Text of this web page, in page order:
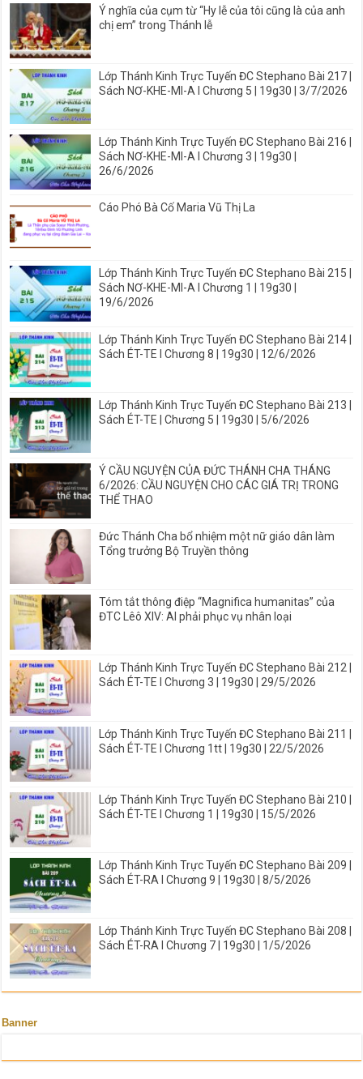
Ý nghĩa của cụm từ “Hy lễ của tôi cũng là của anh
chị em” trong Thánh lễ
Lớp Thánh Kinh Trực Tuyến ĐC Stephano Bài 217 |
Sách NƠ-KHE-MI-A I Chương 5 | 19g30 | 3/7/2026
Lớp Thánh Kinh Trực Tuyến ĐC Stephano Bài 216 |
Sách NƠ-KHE-MI-A I Chương 3 | 19g30 |
26/6/2026
Cáo Phó Bà Cố Maria Vũ Thị La
Lớp Thánh Kinh Trực Tuyến ĐC Stephano Bài 215 |
Sách NƠ-KHE-MI-A I Chương 1 | 19g30 |
19/6/2026
Lớp Thánh Kinh Trực Tuyến ĐC Stephano Bài 214 |
Sách ÉT-TE I Chương 8 | 19g30 | 12/6/2026
Lớp Thánh Kinh Trực Tuyến ĐC Stephano Bài 213 |
Sách ÉT-TE | Chương 5 | 19g30 | 5/6/2026
Ý CẦU NGUYỆN CỦA ĐỨC THÁNH CHA THÁNG
6/2026: CẦU NGUYỆN CHO CÁC GIÁ TRỊ TRONG
THỂ THAO
Đức Thánh Cha bổ nhiệm một nữ giáo dân làm
Tổng trưởng Bộ Truyền thông
Tóm tắt thông điệp “Magnifica humanitas” của
ĐTC Lêô XIV: AI phải phục vụ nhân loại
Lớp Thánh Kinh Trực Tuyến ĐC Stephano Bài 212 |
Sách ÉT-TE I Chương 3 | 19g30 | 29/5/2026
Lớp Thánh Kinh Trực Tuyến ĐC Stephano Bài 211 |
Sách ÉT-TE I Chương 1tt | 19g30 | 22/5/2026
Lớp Thánh Kinh Trực Tuyến ĐC Stephano Bài 210 |
Sách ÉT-TE I Chương 1 | 19g30 | 15/5/2026
Lớp Thánh Kinh Trực Tuyến ĐC Stephano Bài 209 |
Sách ÉT-RA I Chương 9 | 19g30 | 8/5/2026
Lớp Thánh Kinh Trực Tuyến ĐC Stephano Bài 208 |
Sách ÉT-RA I Chương 7 | 19g30 | 1/5/2026
Banner